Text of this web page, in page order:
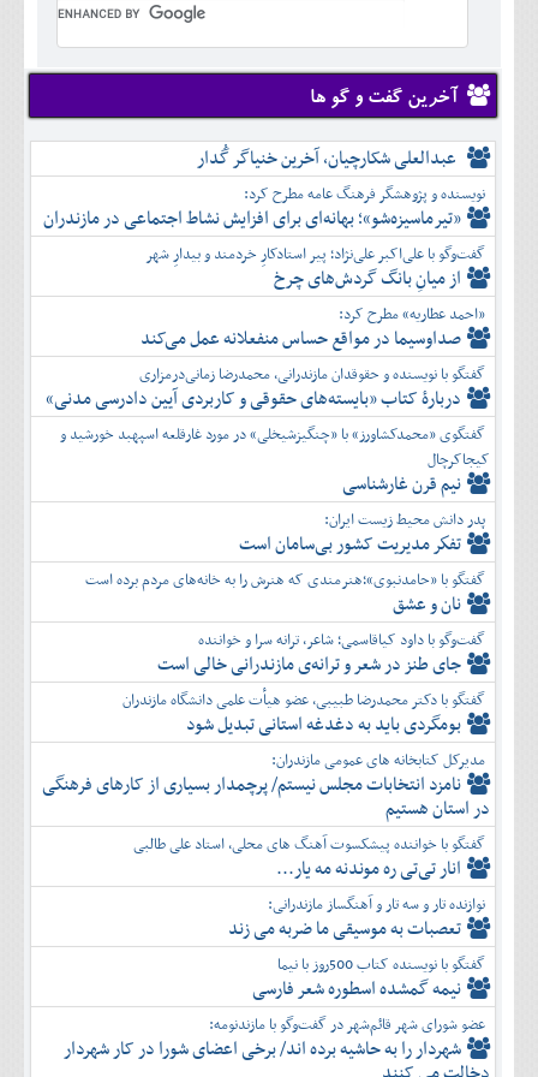
دی
بهمن
اسفند
آبان
آذر
دی
بهمن
اسفند
شهريور
مهر
آبان
آذر
دی
بهمن
اسفند
تير
مرداد
شهريور
مهر
آبان
آذر
دی
بهمن
اسفند
آخرین گفت و گو ها
عبدالعلی شکارچیان، آخرین خنیاگر گُدار
نویسنده و پژوهشگر فرهنگ عامه مطرح کرد:
«تیرماسیزه‌شو»؛ بهانه‌ای برای افزایش نشاط اجتماعی در مازندران
گفت‌وگو با علی‌اکبر علی‌نژاد؛ پیر استادکارِ خردمند و بیدارِ شهر
از میانِ بانگ گردش‌های چرخ
«احمد عطاریه» مطرح کرد:
صداوسیما در مواقع حساس منفعلانه عمل می‌کند
گفتگو با نویسنده و حقوقدان مازندرانی، محمدرضا زمانی‌درمزاری
دربارۀ کتاب ”بایسته‌های حقوقی و کاربردی آیین دادرسی مدنی»
گفتگوی «محمدکشاورز» با «چنگیزشیخلی» در مورد غارقلعه اسپهبد خورشید و
کیجاکرچال
نیم قرن غارشناسی
پدر دانش محیط زیست ایران:
تفكر مديريت کشور بی‌سامان است
گفتگو با «حامدنبوی»؛هنرمندی که هنرش را به خانه‌های مردم برده است
نان و عشق
گفت‌وگو با داود کیاقاسمی؛ شاعر، ترانه سرا و خواننده
جای طنز در شعر و ترانه‌ی مازندرانی خالی است
گفتگو با دکتر محمدرضا طبیبی، عضو هیأت علمی دانشگاه مازندران
بومگردی باید به دغدغه استانی تبدیل شود
مدیرکل کتابخانه های عمومی مازندران:
نامزد انتخابات مجلس نیستم/ پرچمدار بسیاری از کارهای فرهنگی
در استان هستیم
گفتگو با خواننده پیشکسوت آهنگ های محلی، استاد علی طالبی
انار تی‌تی ره موندنه مه یار...
نوازنده تار و سه تار و آهنگساز مازندرانی:
تعصبات به موسیقی ما ضربه می زند
گفتگو با نویسنده کتاب 500روز با نیما
نیمه گمشده اسطوره شعر فارسی
عضو شورای شهر قائم‌شهر در گفت‌و‌گو با مازندنومه:
شهردار را به حاشیه برده اند/ برخی اعضای شورا در کار شهردار